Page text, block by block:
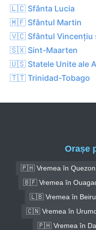
🇱🇨 Sfânta Lucia
🇲🇫 Sfântul Martin
🇻🇨 Sfântul Vincențiu
🇸🇽 Sint-Maarten
🇺🇸 Statele Unite ale
🇹🇹 Trinidad-Tobago
Orașe
🇵🇭 Vremea în Quezon
🇧🇫 Vremea în
🇱🇧 Vremea în
🇨🇳 Vremea în
🇵🇭 Vremea în